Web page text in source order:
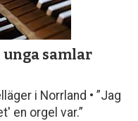
samlar
i Norrland • ”Jag
en orgel var.”